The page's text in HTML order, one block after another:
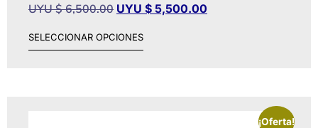
UYU $6,500.00 UYU $ 5,500.00
SELECCIONAR OPCIONES
¡Oferta!